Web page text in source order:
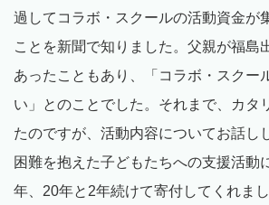
過してコラボ・スクールの活動資金が
ことを新聞で知りました。父親が福島
あったこともあり、「コラボ・スクー
い」とのことでした。それまで、カタ
たのですが、活動内容についてお話し
困難を抱えた子どもたちへの支援活動
年、20年と2年続けて寄付してくれま